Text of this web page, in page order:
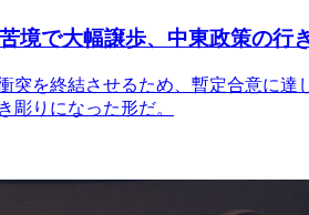
境で大幅譲歩、中東政策の行
突を終結させるため、暫定合意に
彫りになった形だ。